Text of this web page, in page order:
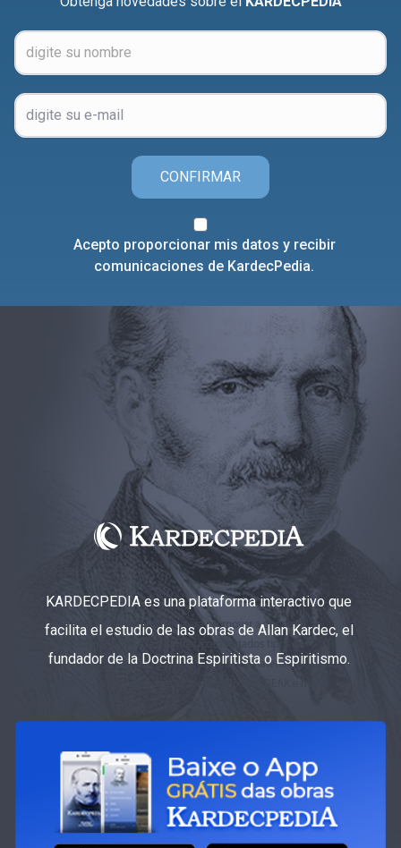
CONFIRMAR
Acepto proporcionar mis datos y recibir
comunicaciones de KardecPedia.
KARDECPEDIA es una plataforma interactivo que
facilita el estudio de las obras de Allan Kardec, el
fundador de la Doctrina Espiritista o Espiritismo.